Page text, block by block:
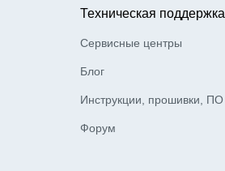
Техническая поддержка
Сервисные центры
Блог
Инструкции, прошивки, ПО
Форум